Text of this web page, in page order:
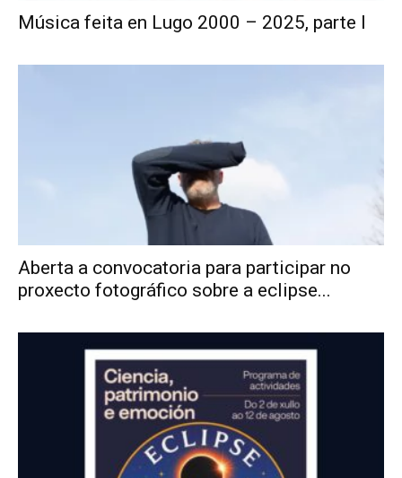
Música feita en Lugo 2000 – 2025, parte I
Aberta a convocatoria para participar no
proxecto fotográfico sobre a eclipse...